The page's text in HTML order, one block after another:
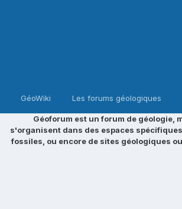
GéoWiki Les forums géologiques
Géoforum est un forum de géologie,
s'organisent dans des espaces
fossiles, ou encore de sites géologiques